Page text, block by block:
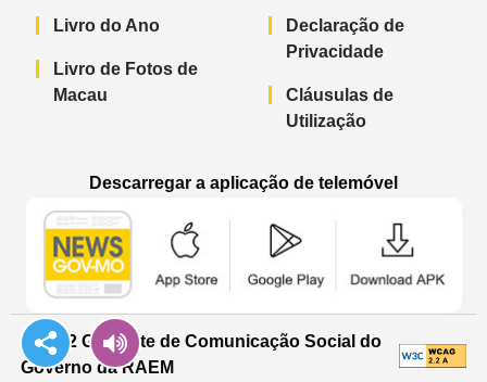
Livro do Ano
Livro de Fotos de
Macau
Declaração de
Privacidade
Cláusulas de
Utilização
Descarregar a aplicação de telemóvel
© 2022 Gabinete de Comunicação Social do
Governo da RAEM